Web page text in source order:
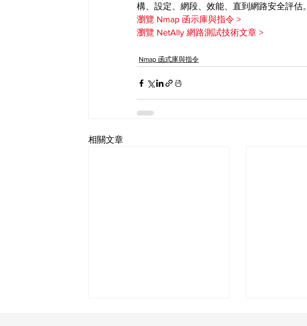
構、設定、網段、效能、直到網路安全評估。
瀏覽 Nmap 函示庫與指令 >
瀏覽 NetAlly 網路測試技術文章 >
Nmap 函式庫與指令
相關文章